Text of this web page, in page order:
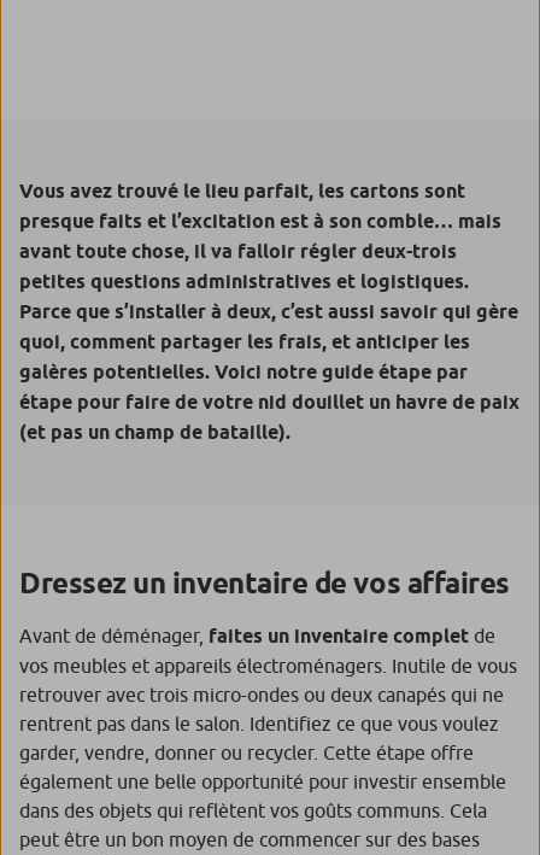
Vous avez trouvé le lieu parfait, les cartons sont
presque faits et l’excitation est à son comble… mais
avant toute chose, il va falloir régler deux-trois
petites questions administratives et logistiques.
Parce que s’installer à deux, c’est aussi savoir qui gère
quoi, comment partager les frais, et anticiper les
galères potentielles. Voici notre guide étape par
étape pour faire de votre nid douillet un havre de paix
(et pas un champ de bataille).
Dressez un inventaire de vos affaires
Avant de déménager, faites un inventaire complet de
vos meubles et appareils électroménagers. Inutile de vous
retrouver avec trois micro-ondes ou deux canapés qui ne
rentrent pas dans le salon. Identifiez ce que vous voulez
garder, vendre, donner ou recycler. Cette étape offre
également une belle opportunité pour investir ensemble
dans des objets qui reflètent vos goûts communs. Cela
peut être un bon moyen de commencer sur des bases